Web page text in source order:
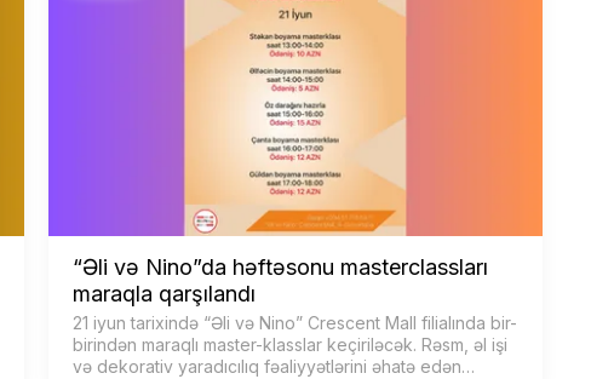
“Əli və Nino”da həftəsonu masterclassları
maraqla qarşılandı
21 iyun tarixində “Əli və Nino” Crescent Mall filialında bir-
birindən maraqlı master-klasslar keçiriləcək. Rəsm, əl işi
və dekorativ yaradıcılıq fəaliyyətlərini əhatə edən